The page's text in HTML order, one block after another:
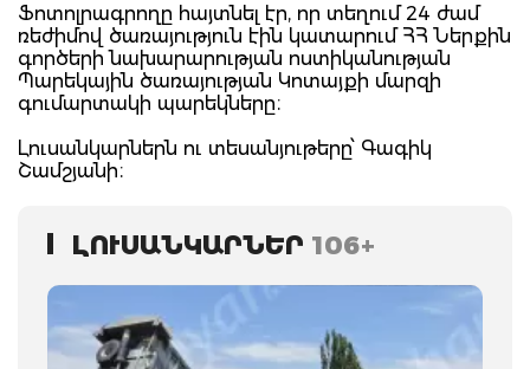
Ֆոտոլրագրողը հայտնել էր, որ տեղում 24 ժամ
ռեժիմով ծառայություն էին կատարում ՀՀ Ներքին
գործերի նախարարության ոստիկանության
Պարեկային ծառայության Կոտայքի մարզի
գումարտակի պարեկները։
Լուսանկարներն ու տեսանյութերը՝ Գագիկ
Շամշյանի։
ԼՈՒՍԱՆԿԱՐՆԵՐ 106+